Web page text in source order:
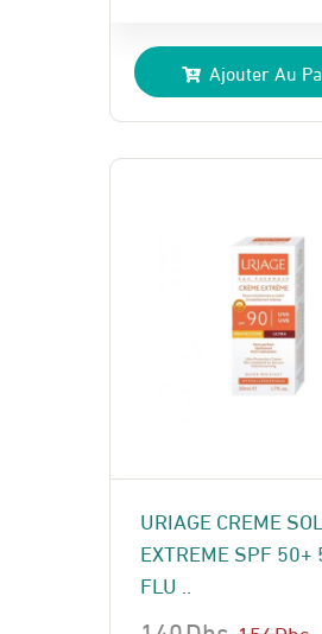
prix
initial
était :
230 Dhs.
prix
actuel
est :
210 Dhs.
Ajouter Au
URIAGE CREME
EXTREME SPF 50+
FLU ..